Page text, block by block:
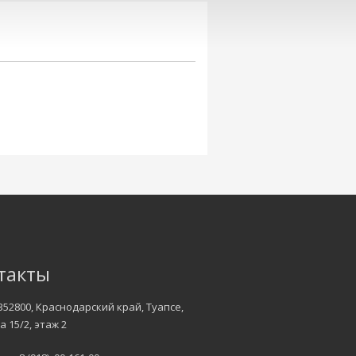
Краснодарский край, Туапсе,
15/2, этаж 2